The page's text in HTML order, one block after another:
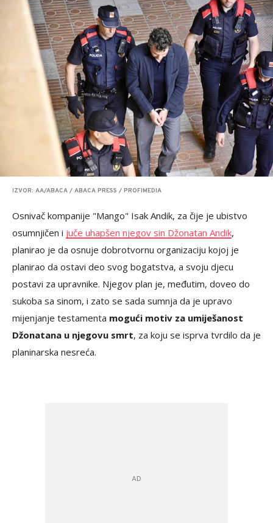
IZVOR: AA/ABACA / ABACA PRESS / PROFIMEDIA
Osnivač kompanije "Mango" Isak Andik, za čije je ubistvo
osumnjičen i juče uhapšen njegov sin Džonatan Andik,
planirao je da osnuje dobrotvornu organizaciju kojoj je
planirao da ostavi deo svog bogatstva, a svoju djecu
postavi za upravnike. Njegov plan je, međutim, doveo do
sukoba sa sinom, i zato se sada sumnja da je upravo
mijenjanje testamenta mogući motiv za umiješanost
Džonatana u njegovu smrt, za koju se isprva tvrdilo da je
planinarska nesreća.